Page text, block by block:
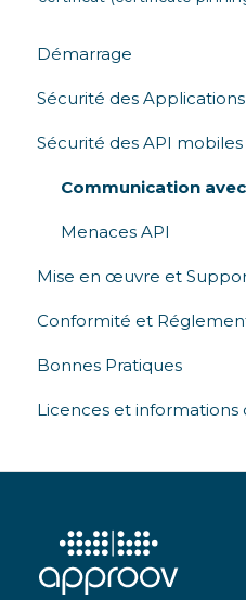
Démarrage
Présentation
Comparaison
Sécurité des
Protection en temps
Attestation
Obfuscation de Code
Sécurité des API mobiles
Communication
Menaces API
Mise en œuvre et
Intégration du SDK
Déploiement
Conformité et
Lois sur la
Réglementations
Bonnes Pratiques
Tests et Validation de
Licences et